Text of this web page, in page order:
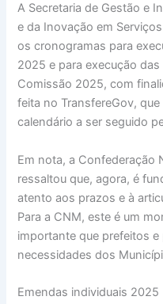
A Secretaria de Gestão e
e da Inovação em
os cronogramas para
2025 e para execução
Comissão 2025, com
feita no TransfereGov,
calendário a ser seguido
Em nota, a Confederação
ressaltou que, agora, é
atento aos prazos e à
Para a CNM, este é um
importante que prefeitos
necessidades dos
Emendas individuais 2025